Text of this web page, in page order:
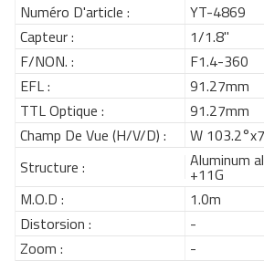
Numéro D'article :
YT-4869
Capteur :
1/1.8"
F/NON. :
F1.4-360
EFL :
91.27mm
TTL Optique :
91.27mm
Champ De Vue (H/V/D) :
W
Structure :
Aluminum
+11G
M.O.D :
1.0m
Distorsion :
-
Zoom :
-